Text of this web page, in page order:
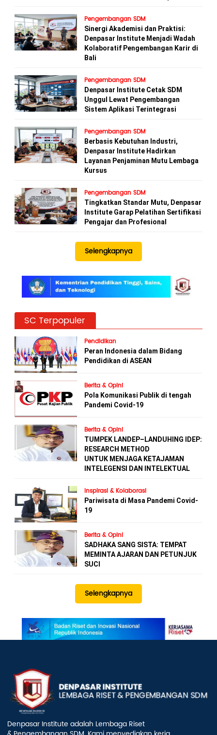
Pengembangan SDM
Sinergi Akademisi dan Praktisi:
Denpasar Institute Menjadi Wadah
Kolaboratif Pengembangan Karir di
Bali
Pengembangan SDM
Denpasar Institute Cetak SDM
Unggul Lewat Pengembangan
Sistem Aplikasi Terintegrasi
Pengembangan SDM
Berbasis Kebutuhan Industri,
Denpasar Institute Hadirkan
Layanan Penjaminan Mutu Lembaga
Kursus
Pengembangan SDM
Tingkatkan Standar Mutu, Denpasar
Institute Garap Pelatihan Sertifikasi
Pengajar dan Profesional
Selengkapnya
SC Terpopuler
Pendidikan
Peran Indonesia dalam Bidang
Pendidikan di ASEAN
Berita & Opini
Pola Komunikasi Publik di tengah
Pandemi Covid-19
Berita & Opini
TUMPEK LANDEP–LANDUHING IDEP:
RESEARCH METHOD
UNTUK MENJAGA KETAJAMAN
INTELEGENSI DAN INTELEKTUAL
Inspirasi & Kolaborasi
Pariwisata di Masa Pandemi Covid-
19
Berita & Opini
SADHAKA SANG SISTA: TEMPAT
MEMINTA AJARAN DAN PETUNJUK
SUCI
Selengkapnya
Denpasar Institute adalah Lembaga Riset